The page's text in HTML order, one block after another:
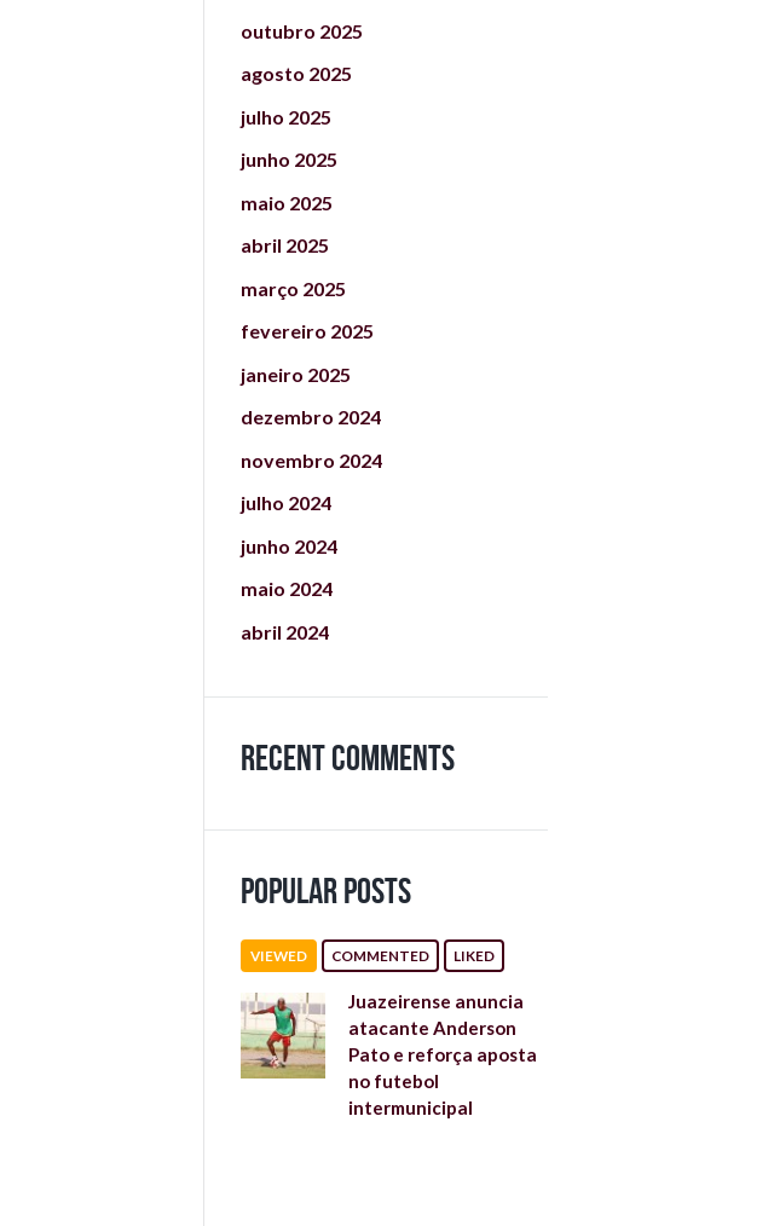
outubro 2025
agosto 2025
julho 2025
junho 2025
maio 2025
abril 2025
março 2025
fevereiro 2025
janeiro 2025
dezembro 2024
novembro 2024
julho 2024
junho 2024
maio 2024
abril 2024
Recent Comments
Popular Posts
VIEWED COMMENTED LIKED
Juazeirense anuncia
atacante Anderson
Pato e reforça aposta
no futebol
intermunicipal